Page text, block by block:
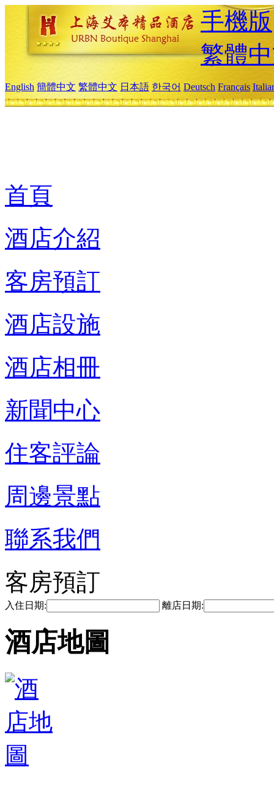
手機版
繁體
English 簡體中文 繁體中文 日本語 한국어 Deutsch Français
首頁
酒店介紹
客房預訂
酒店設施
酒店相冊
新聞中心
住客評論
周邊景點
聯系我們
客房預訂
入住日期: 離店日期:
酒店地圖